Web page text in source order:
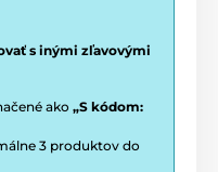
s inými zľavovými
ako „S kódom:
3 produktov do